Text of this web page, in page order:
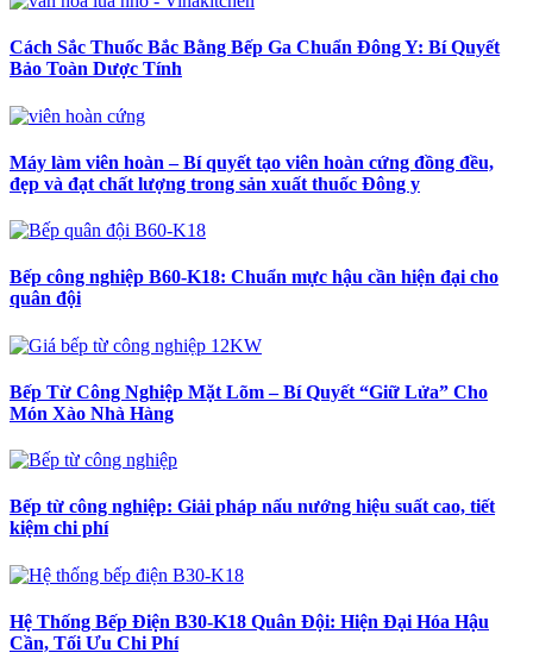
Cách Sắc Thuốc Bắc Bằng Bếp Ga Chuẩn Đông Y: Bí Quyết
Bảo Toàn Dược Tính
Máy làm viên hoàn – Bí quyết tạo viên hoàn cứng đồng đều,
đẹp và đạt chất lượng trong sản xuất thuốc Đông y
Bếp công nghiệp B60-K18: Chuẩn mực hậu cần hiện đại cho
quân đội
Bếp Từ Công Nghiệp Mặt Lõm – Bí Quyết “Giữ Lửa” Cho
Món Xào Nhà Hàng
Bếp từ công nghiệp: Giải pháp nấu nướng hiệu suất cao, tiết
kiệm chi phí
Hệ Thống Bếp Điện B30-K18 Quân Đội: Hiện Đại Hóa Hậu
Cần, Tối Ưu Chi Phí